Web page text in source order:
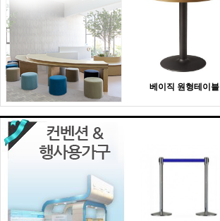
베이직 원형테이블